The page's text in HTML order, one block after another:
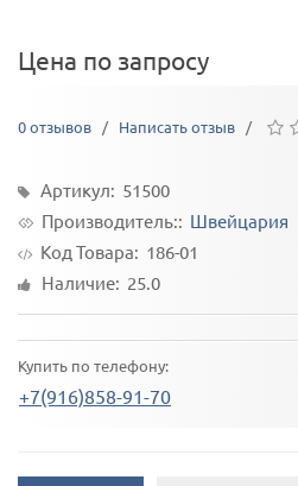
Цена по запросу
0 отзывов / Написать отзыв /
Артикул: 51500
Производитель:: Швейцария
Код Товара: 186-01
Наличие: 25.0
Купить по телефону:
+7(916)858-91-70